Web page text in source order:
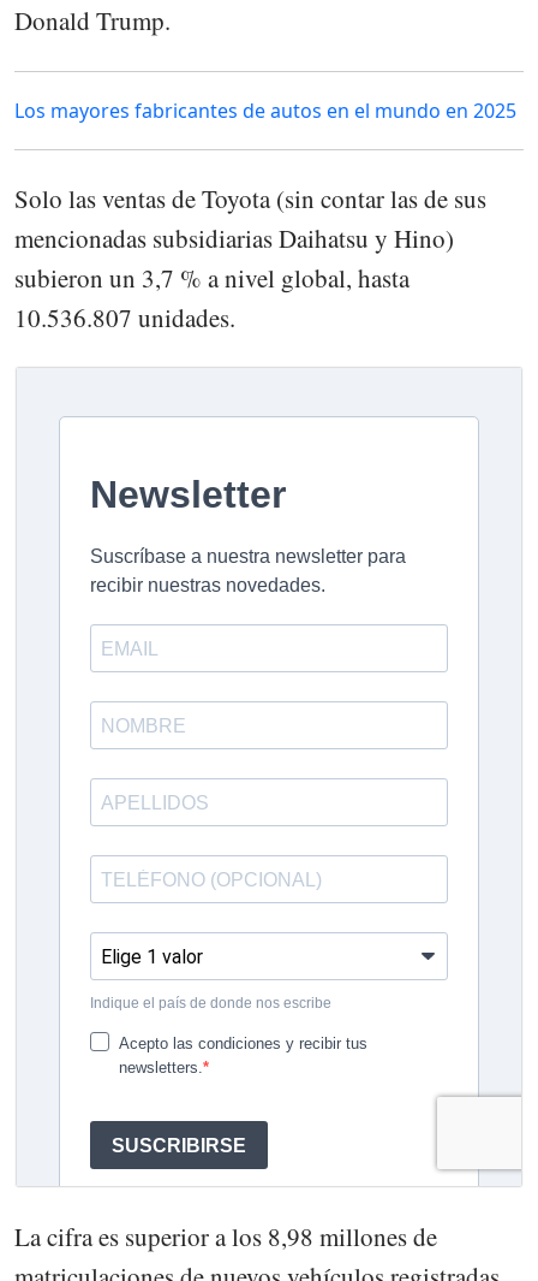
Donald Trump.
Los mayores fabricantes de autos en el mundo en 2025
Solo las ventas de Toyota (sin contar las de sus
mencionadas subsidiarias Daihatsu y Hino)
subieron un 3,7 % a nivel global, hasta
10.536.807 unidades.
La cifra es superior a los 8,98 millones de